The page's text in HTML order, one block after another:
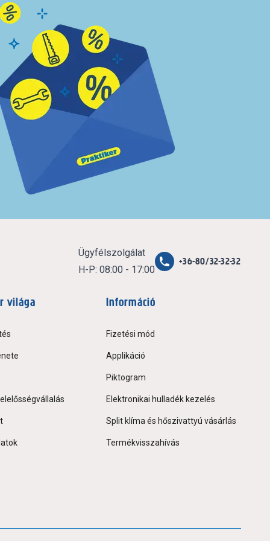
Ügyfélszolgálat
H-P: 08:00 - 17:00
+36-80/32-32-32
világa Információ
Fizetési mód
Applikáció
Piktogram
Elektronikai hulladék kezelés
Split klíma és hőszivattyú vásárlás
Termékvisszahívás